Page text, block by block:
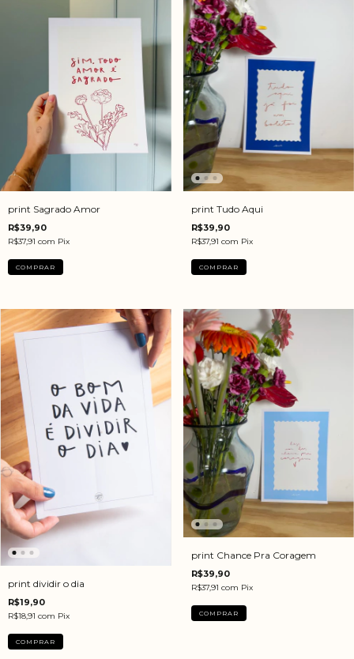
print Sagrado Amor
R$39,90
R$37,91 com Pix
print Tudo Aqui
R$39,90
R$37,91 com Pix
print dividir o dia
R$19,90
R$18,91 com Pix
print Chance Pra Coragem
R$39,90
R$37,91 com Pix